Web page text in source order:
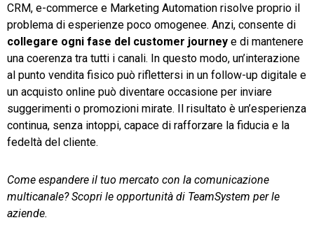
CRM, e-commerce e Marketing Automation risolve proprio il
problema di esperienze poco omogenee. Anzi, consente di
collegare ogni fase del customer journey e di mantenere
una coerenza tra tutti i canali. In questo modo, un’interazione
al punto vendita fisico può riflettersi in un follow-up digitale e
un acquisto online può diventare occasione per inviare
suggerimenti o promozioni mirate. Il risultato è un’esperienza
continua, senza intoppi, capace di rafforzare la fiducia e la
fedeltà del cliente.
Come espandere il tuo mercato con la comunicazione
multicanale? Scopri le opportunità di TeamSystem per le
aziende.